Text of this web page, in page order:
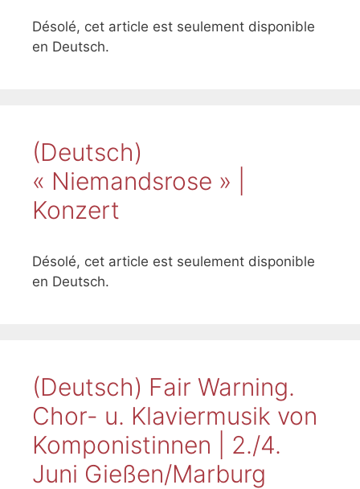
Désolé, cet article est seulement disponible
en Deutsch.
(Deutsch)
« Niemandsrose » |
Konzert
Désolé, cet article est seulement disponible
en Deutsch.
(Deutsch) Fair Warning.
Chor- u. Klaviermusik von
Komponistinnen | 2./4.
Juni Gießen/Marburg